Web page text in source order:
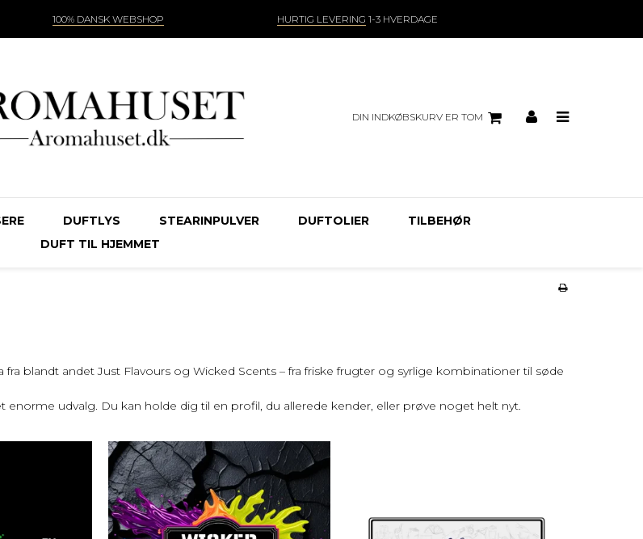
100% DANSK WEBSHOP HURTIG LEVERING 1-3 HVERDAGE
DIN INDKØBSKURV ER TOM
DUFTLYS STEARINPULVER DUFTOLIER
TILBEHØR
DUFT TIL HJEMMET
blandt andet Just Flavours og Wicked Scents – fra friske frugter og syrlige kombinationer til søde
udvalg. Du kan holde dig til en profil, du allerede kender, eller prøve noget helt nyt.